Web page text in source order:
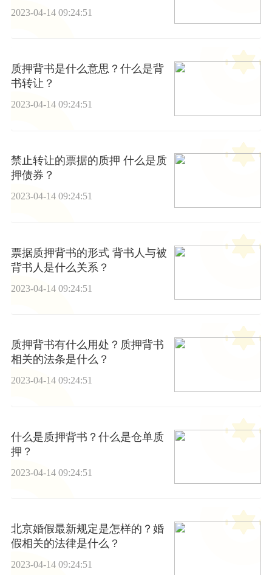
2023-04-14 09:24:51
质押背书是什么意思？什么是背
书转让？
2023-04-14 09:24:51
禁止转让的票据的质押 什么是质
押债券？
2023-04-14 09:24:51
票据质押背书的形式 背书人与被
背书人是什么关系？
2023-04-14 09:24:51
质押背书有什么用处？质押背书
相关的法条是什么？
2023-04-14 09:24:51
什么是质押背书？什么是仓单质
押？
2023-04-14 09:24:51
北京婚假最新规定是怎样的？婚
假相关的法律是什么？
2023-04-14 09:24:51